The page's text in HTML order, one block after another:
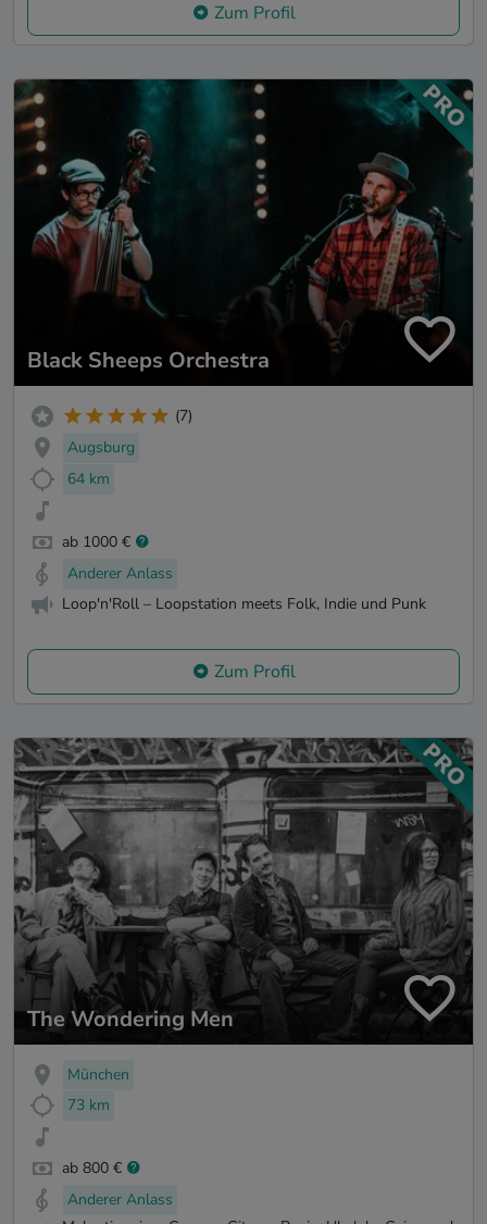
Zum Profil
Black Sheeps Orchestra
(7)
Augsburg
64 km
ab 1000 €
Anderer Anlass
Loop'n'Roll – Loopstation meets Folk, Indie und Punk
Zum Profil
The Wondering Men
München
73 km
ab 800 €
Anderer Anlass